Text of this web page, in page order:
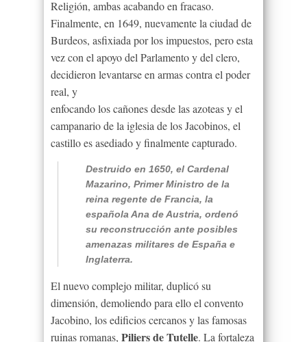
Religión, ambas acabando en fracaso.
Finalmente, en 1649, nuevamente la ciudad de
Burdeos, asfixiada por los impuestos, pero esta
vez con el apoyo del Parlamento y del clero,
decidieron levantarse en armas contra el poder
real, y
enfocando los cañones desde las azoteas y el
campanario de la iglesia de los Jacobinos, el
castillo es asediado y finalmente capturado.
Destruido en 1650, el Cardenal
Mazarino, Primer Ministro de la
reina regente de Francia, la
española Ana de Austria, ordenó
su reconstrucción ante posibles
amenazas militares de España e
Inglaterra.
El nuevo complejo militar, duplicó su
dimensión, demoliendo para ello el convento
Jacobino, los edificios cercanos y las famosas
ruinas romanas, Piliers de Tutelle. La fortaleza